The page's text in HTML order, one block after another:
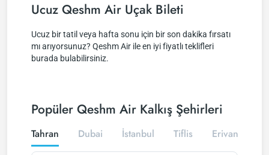
Ucuz Qeshm Air Uçak Bileti
Ucuz bir tatil veya hafta sonu için bir son dakika fırsatı
mı arıyorsunuz? Qeshm Air ile en iyi fiyatlı teklifleri
burada bulabilirsiniz.
Popüler Qeshm Air Kalkış Şehirleri
Tahran Dubai İstanbul Tiflis Erivan